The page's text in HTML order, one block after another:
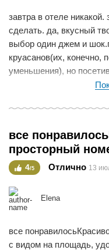
завтра в отеле
сделать. да, вкусный
выбор один джем и
круасанов(их, конечно,
уменьшения), но
очень уж скромный
очень небольшой. хотя
реально, малюсенький
хороший персонал,
площадь.
все
просторный
4/5 Отлично 13
Elena
все
с видом на площадь,